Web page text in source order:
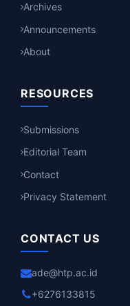
Archives
Announcements
About
RESOURCES
Submissions
Editorial Team
Contact
Privacy Statement
CONTACT US
ade@htp.ac.id
+6276133815